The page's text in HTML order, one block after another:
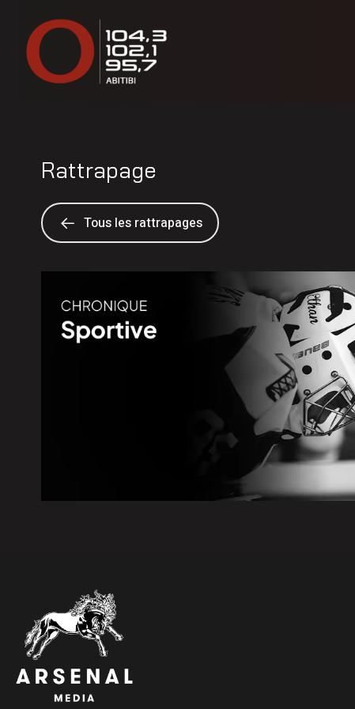
Rattrapage
Tous les rattrapages